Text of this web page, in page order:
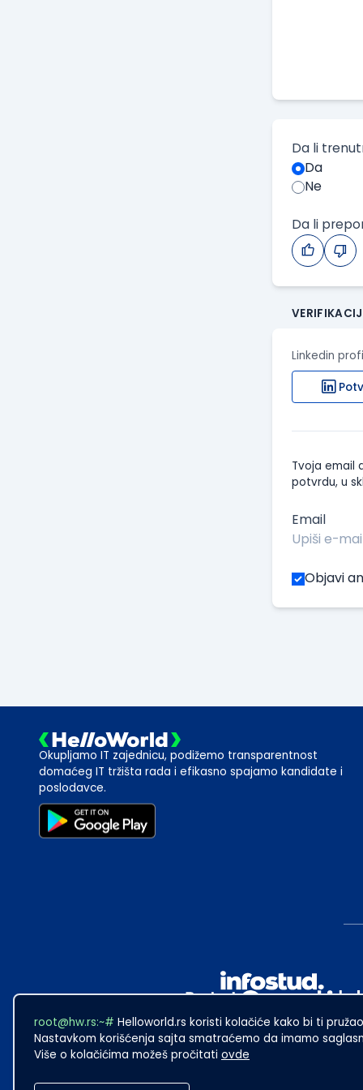
Da li
Da
Ne
Da li
Linkedin
Tvoja email
potvrdu, u
Email
Objavi
root@hw.rs:~# Helloworld.rs koristi kolačiće kako bi ti
Nastavkom korišćenja sajta smatraćemo da imamo
Više o kolačićima možeš pročitati ovde
Okupljamo IT zajednicu, podižemo transparentnost
domaćeg IT tržišta rada i efikasno spajamo kandidate i
poslodavce.